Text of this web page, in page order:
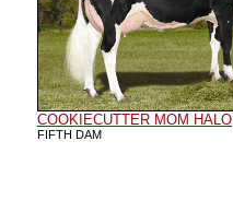
COOKIECUTTER MOM HALO
FIFTH DAM